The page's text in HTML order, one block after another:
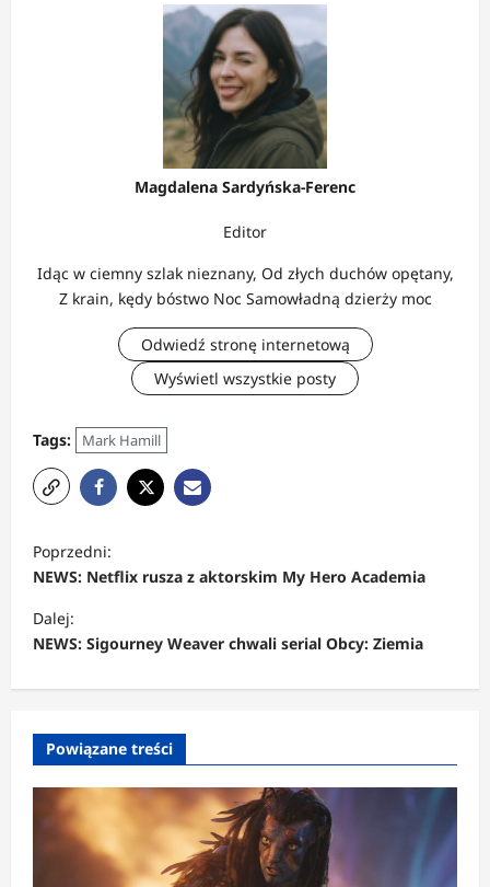
Magdalena Sardyńska-Ferenc
Editor
Idąc w ciemny szlak nieznany, Od złych duchów opętany,
Z krain, kędy bóstwo Noc Samowładną dzierży moc
Odwiedź stronę internetową
Wyświetl wszystkie posty
Tags: Mark Hamill
o
b
a
w
p
Poprzedni:
NEWS: Netflix rusza z aktorskim My Hero Academia
Dalej:
NEWS: Sigourney Weaver chwali serial Obcy: Ziemia
Powiązane treści